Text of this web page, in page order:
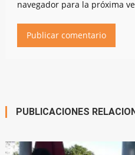
navegador para la próxima
PUBLICACIONES